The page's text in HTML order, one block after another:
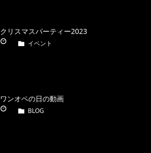
クリスマスパーティー2023
イベント
ワンオペの日の動画
BLOG